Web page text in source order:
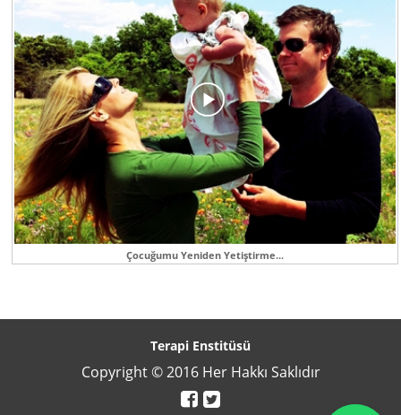
Çocuğumu Yeniden Yetiştirme...
Terapi Enstitüsü
Copyright © 2016 Her Hakkı Saklıdır